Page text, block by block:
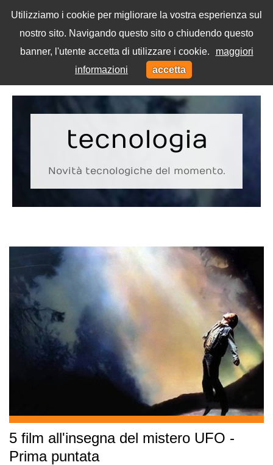
Utilizziamo i cookie per migliorare la vostra esperienza sul
nostro sito. Navigando questo sito o chiudendo questo
banner, l'utente accetta di utilizzare i cookie.
maggiori
informazioni
accetta
Menu
tecnologia
Novità tecnologiche del momento.
5 film all'insegna del mistero UFO -
Prima puntata